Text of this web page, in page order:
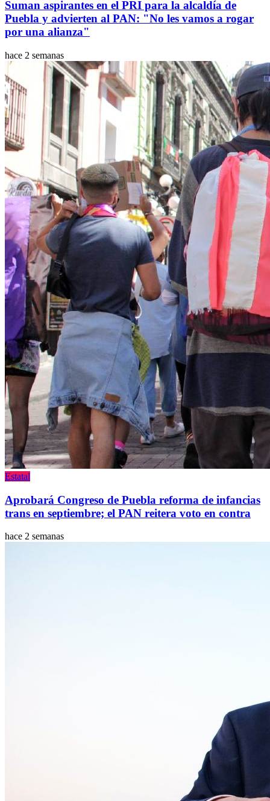
Suman aspirantes en el PRI para la alcaldía de
Puebla y advierten al PAN: "No les vamos a rogar
por una alianza"
hace 2 semanas
Estatal
Aprobará Congreso de Puebla reforma de infancias
trans en septiembre; el PAN reitera voto en contra
hace 2 semanas